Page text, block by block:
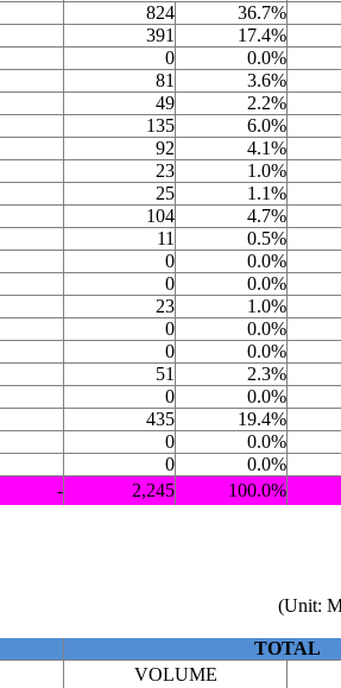
824 36.7%
391 17.4%
0 0.0%
81 3.6%
49 2.2%
135 6.0%
92 4.1%
23 1.0%
25 1.1%
104 4.7%
11 0.5%
0 0.0%
0 0.0%
23 1.0%
0 0.0%
0 0.0%
51 2.3%
0 0.0%
435 19.4%
0 0.0%
0 0.0%
- 2,245 100.0%
(Unit:
TOTAL
VOLUME